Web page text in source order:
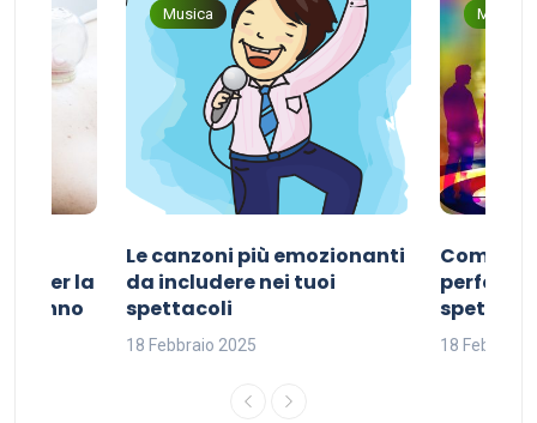
per la
sonno
Musica
Le canzoni più emozionanti
da includere nei tuoi
spettacoli
18 Febbraio 2025
Musica
Come
perfetta
18 Febbraio